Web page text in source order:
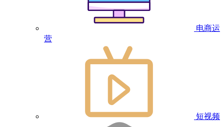
电商运
营
短视频